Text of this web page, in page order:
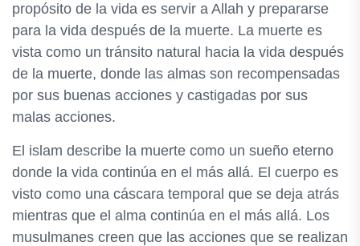
propósito de la vida es servir a Allah y prepararse
para la vida después de la muerte. La muerte es
vista como un tránsito natural hacia la vida después
de la muerte, donde las almas son recompensadas
por sus buenas acciones y castigadas por sus
malas acciones.
El islam describe la muerte como un sueño eterno
donde la vida continúa en el más allá. El cuerpo es
visto como una cáscara temporal que se deja atrás
mientras que el alma continúa en el más allá. Los
musulmanes creen que las acciones que se realizan